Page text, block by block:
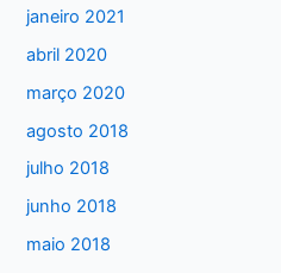
janeiro 2021
abril 2020
março 2020
agosto 2018
julho 2018
junho 2018
maio 2018